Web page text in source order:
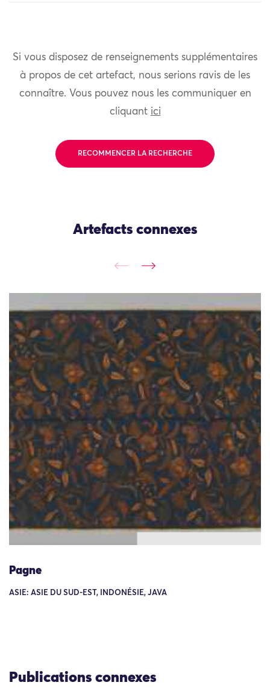
Si vous disposez de renseignements supplémentaires
à propos de cet artefact, nous serions ravis de les
connaître. Vous pouvez nous les communiquer en
cliquant ici
RECOMMENCER LA RECHERCHE
Artefacts connexes
Pagne
ASIE: ASIE DU SUD-EST, INDONÉSIE, JAVA
Publications connexes